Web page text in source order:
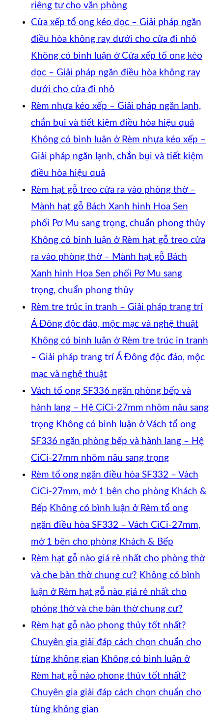
riêng tư cho văn phòng
Cửa xếp tổ ong kéo dọc – Giải pháp ngăn
điều hòa không ray dưới cho cửa đi nhỏ
Không có bình luận ở Cửa xếp tổ ong kéo
dọc – Giải pháp ngăn điều hòa không ray
dưới cho cửa đi nhỏ
Rèm nhựa kéo xếp – Giải pháp ngăn lạnh,
chắn bụi và tiết kiệm điều hòa hiệu quả
Không có bình luận ở Rèm nhựa kéo xếp –
Giải pháp ngăn lạnh, chắn bụi và tiết kiệm
điều hòa hiệu quả
Rèm hạt gỗ treo cửa ra vào phòng thờ –
Mành hạt gỗ Bách Xanh hình Hoa Sen
phối Pơ Mu sang trọng, chuẩn phong thủy
Không có bình luận ở Rèm hạt gỗ treo cửa
ra vào phòng thờ – Mành hạt gỗ Bách
Xanh hình Hoa Sen phối Pơ Mu sang
trọng, chuẩn phong thủy
Rèm tre trúc in tranh – Giải pháp trang trí
Á Đông độc đáo, mộc mạc và nghệ thuật
Không có bình luận ở Rèm tre trúc in tranh
– Giải pháp trang trí Á Đông độc đáo, mộc
mạc và nghệ thuật
Vách tổ ong SF336 ngăn phòng bếp và
hành lang – Hệ CiCi-27mm nhôm nâu sang
trọng Không có bình luận ở Vách tổ ong
SF336 ngăn phòng bếp và hành lang – Hệ
CiCi-27mm nhôm nâu sang trọng
Rèm tổ ong ngăn điều hòa SF332 – Vách
CiCi-27mm, mở 1 bên cho phòng Khách &
Bếp Không có bình luận ở Rèm tổ ong
ngăn điều hòa SF332 – Vách CiCi-27mm,
mở 1 bên cho phòng Khách & Bếp
Rèm hạt gỗ nào giá rẻ nhất cho phòng thờ
và che bàn thờ chung cư? Không có bình
luận ở Rèm hạt gỗ nào giá rẻ nhất cho
phòng thờ và che bàn thờ chung cư?
Rèm hạt gỗ nào phong thủy tốt nhất?
Chuyên gia giải đáp cách chọn chuẩn cho
từng không gian Không có bình luận ở
Rèm hạt gỗ nào phong thủy tốt nhất?
Chuyên gia giải đáp cách chọn chuẩn cho
từng không gian